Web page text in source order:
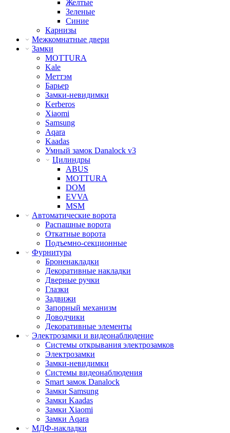
Желтые
Зеленые
Синие
Карнизы
Межкомнатные двери
Замки
MOTTURA
Kale
Меттэм
Барьер
Замки-невидимки
Kerberos
Xiaomi
Samsung
Aqara
Kaadas
Умный замок Danalock v3
Цилиндры
ABUS
MOTTURA
DOM
EVVA
MSM
Автоматические ворота
Распашные ворота
Откатные ворота
Подъемно-секционные
Фурнитура
Броненакладки
Декоративные накладки
Дверные ручки
Глазки
Задвижи
Запорный механизм
Доводчики
Декоративные элементы
Электрозамки и видеонаблюдение
Системы открывания электрозамков
Электрозамки
Замки-невидимки
Системы видеонаблюдения
Smart замок Danalock
Замки Samsung
Замки Kaadas
Замки Xiaomi
Замки Aqara
МДФ-накладки